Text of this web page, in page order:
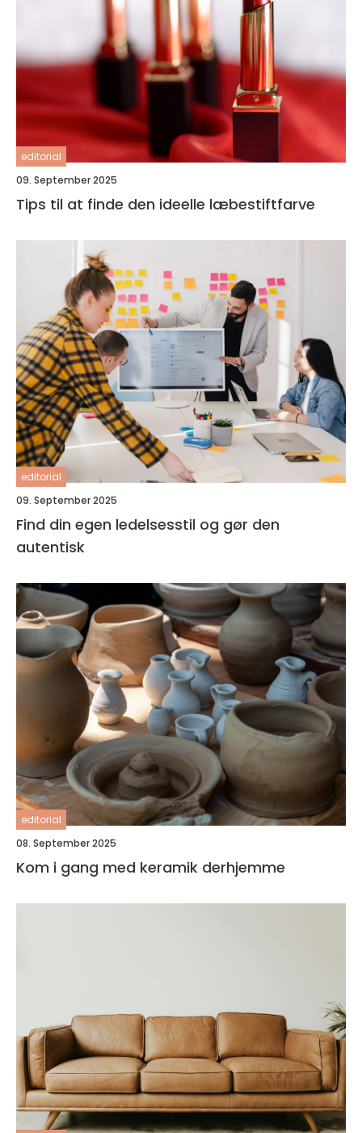
editorial
09. September 2025
Tips til at finde den ideelle læbestiftfarve
editorial
09. September 2025
Find din egen ledelsesstil og gør den
autentisk
editorial
08. September 2025
Kom i gang med keramik derhjemme